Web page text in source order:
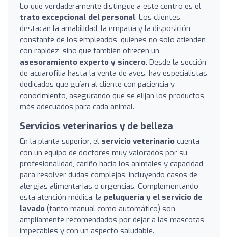
Lo que verdaderamente distingue a este centro es el
trato excepcional del personal. Los clientes
destacan la amabilidad, la empatía y la disposición
constante de los empleados, quienes no solo atienden
con rapidez, sino que también ofrecen un
asesoramiento experto y sincero. Desde la sección
de acuarofilia hasta la venta de aves, hay especialistas
dedicados que guían al cliente con paciencia y
conocimiento, asegurando que se elijan los productos
más adecuados para cada animal.
Servicios veterinarios y de belleza
En la planta superior, el servicio veterinario cuenta
con un equipo de doctores muy valorados por su
profesionalidad, cariño hacia los animales y capacidad
para resolver dudas complejas, incluyendo casos de
alergias alimentarias o urgencias. Complementando
esta atención médica, la peluquería y el servicio de
lavado (tanto manual como automático) son
ampliamente recomendados por dejar a las mascotas
impecables y con un aspecto saludable.